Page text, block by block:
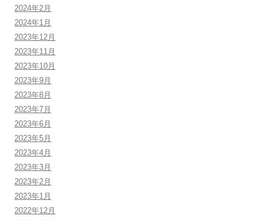
2024年2月
2024年1月
2023年12月
2023年11月
2023年10月
2023年9月
2023年8月
2023年7月
2023年6月
2023年5月
2023年4月
2023年3月
2023年2月
2023年1月
2022年12月